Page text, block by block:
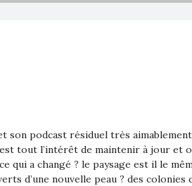
podcast résiduel très
tout l’intérêt de maintenir à jour et
qui a changé ? le paysage est il le
d’une nouvelle peau ? des colonies